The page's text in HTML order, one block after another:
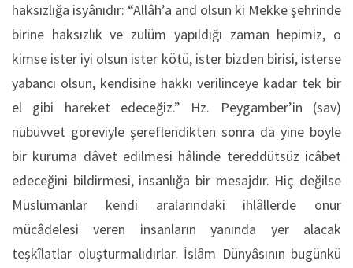
haksızlığa isyânıdır: “Allâh’a and olsun ki Mekke şehrinde
birine haksızlık ve zulüm yapıldığı zaman hepimiz, o
kimse ister iyi olsun ister kötü, ister bizden birisi, isterse
yabancı olsun, kendisine hakkı verilinceye kadar tek bir
el gibi hareket edeceğiz.” Hz. Peygamber’in (sav)
nübüvvet göreviyle şereflendikten sonra da yine böyle
bir kuruma dâvet edilmesi hâlinde tereddütsüz icâbet
edeceğini bildirmesi, in­sanlığa bir mesajdır. Hiç değilse
Müslümanlar kendi araların­daki ihlâllerde onur
mücâdelesi veren insanların yanında yer alacak
teşkîlatlar oluşturmalıdırlar. İslâm Dünyâsının bugün­kü